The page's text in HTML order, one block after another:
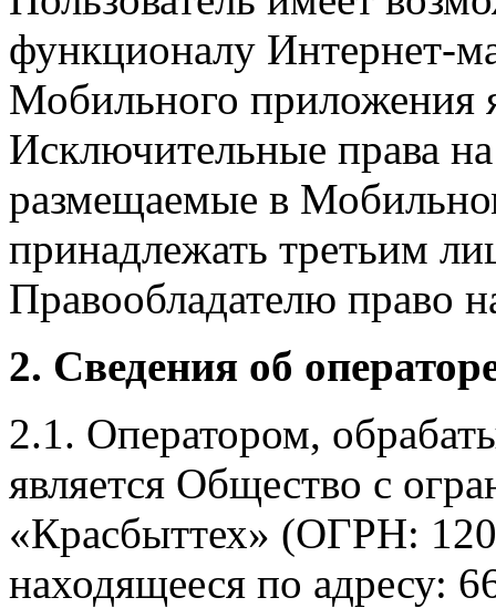
функционалу Интернет-
Мобильного приложения
Исключительные права
размещаемые в
принадлежать третьим
Правообладателю право
2. Сведения об
2.1. Оператором,
является Общество с
«Красбыттех» (ОГРН:
находящееся по адресу: